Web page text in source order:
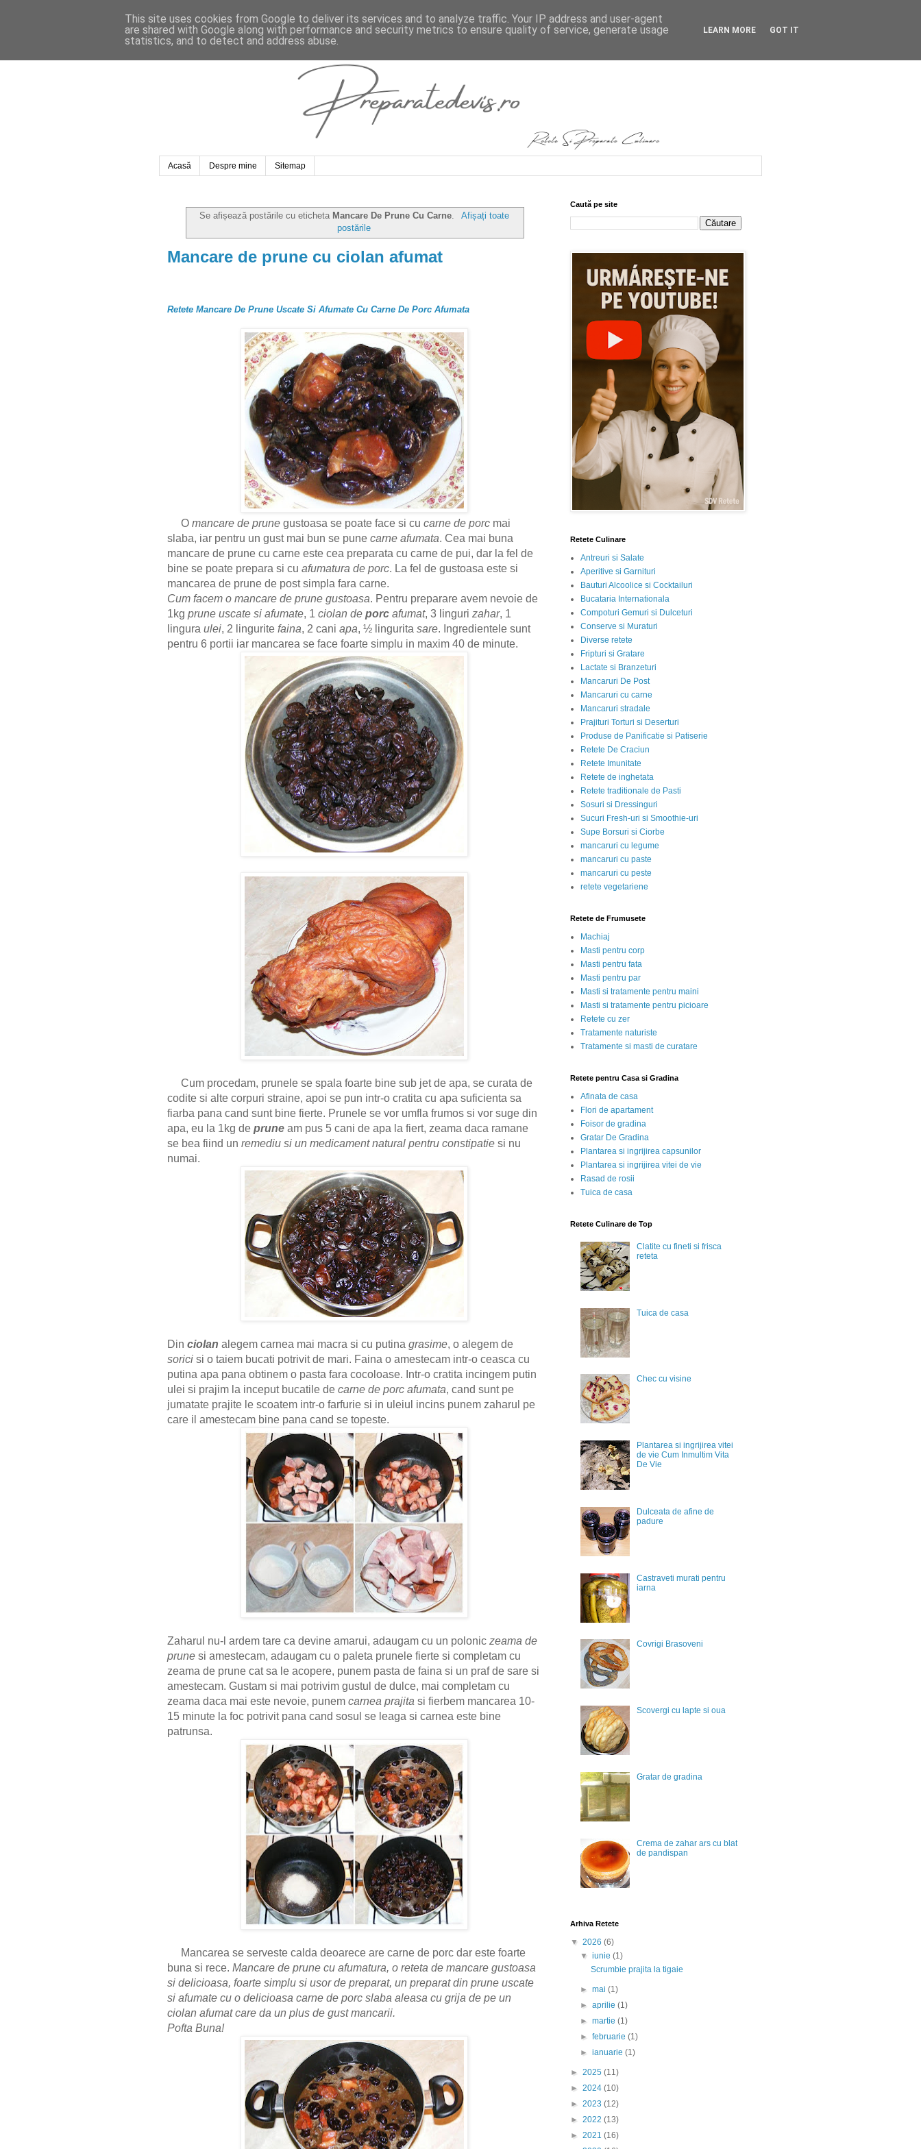
Acasă Despre mine Sitemap
Se afișează postările cu eticheta Mancare De Prune Cu Carne.
Afișați toate
postările
Mancare de prune cu ciolan afumat
Retete Mancare De Prune Uscate Si Afumate Cu Carne De Porc Afumata
O mancare de prune gustoasa se poate face si cu carne de porc mai
slaba, iar pentru un gust mai bun se pune carne afumata. Cea mai buna
mancare de prune cu carne este cea preparata cu carne de pui, dar la fel de
bine se poate prepara si cu afumatura de porc. La fel de gustoasa este si
mancarea de prune de post simpla fara carne.
Cum facem o mancare de prune gustoasa. Pentru preparare avem nevoie de
1kg prune uscate si afumate, 1 ciolan de porc afumat, 3 linguri zahar, 1
lingura ulei, 2 lingurite faina, 2 cani apa, ½ lingurita sare. Ingredientele sunt
pentru 6 portii iar mancarea se face foarte simplu in maxim 40 de minute.
Cum procedam, prunele se spala foarte bine sub jet de apa, se curata de
codite si alte corpuri straine, apoi se pun intr-o cratita cu apa suficienta sa
fiarba pana cand sunt bine fierte. Prunele se vor umfla frumos si vor suge din
apa, eu la 1kg de prune am pus 5 cani de apa la fiert, zeama daca ramane
se bea fiind un remediu si un medicament natural pentru constipatie si nu
numai.
Din ciolan alegem carnea mai macra si cu putina grasime, o alegem de
sorici si o taiem bucati potrivit de mari. Faina o amestecam intr-o ceasca cu
putina apa pana obtinem o pasta fara cocoloase. Intr-o cratita incingem putin
ulei si prajim la inceput bucatile de carne de porc afumata, cand sunt pe
jumatate prajite le scoatem intr-o farfurie si in uleiul incins punem zaharul pe
care il amestecam bine pana cand se topeste.
Zaharul nu-l ardem tare ca devine amarui, adaugam cu un polonic zeama de
prune si amestecam, adaugam cu o paleta prunele fierte si completam cu
zeama de prune cat sa le acopere, punem pasta de faina si un praf de sare si
amestecam. Gustam si mai potrivim gustul de dulce, mai completam cu
zeama daca mai este nevoie, punem carnea prajita si fierbem mancarea 10-
15 minute la foc potrivit pana cand sosul se leaga si carnea este bine
patrunsa.
Mancarea se serveste calda deoarece are carne de porc dar este foarte
buna si rece. Mancare de prune cu afumatura, o reteta de mancare gustoasa
si delicioasa, foarte simplu si usor de preparat, un preparat din prune uscate
si afumate cu o delicioasa carne de porc slaba aleasa cu grija de pe un
ciolan afumat care da un plus de gustmancarii.
Pofta Buna!
Caută pe site
Retete Culinare
Antreuri si Salate
Aperitive si Garnituri
Bauturi Alcoolice si Cocktailuri
Bucataria Internationala
Compoturi Gemuri si Dulceturi
Conserve si Muraturi
Diverse retete
Fripturi si Gratare
Lactate si Branzeturi
Mancaruri De Post
Mancaruri cu carne
Mancaruri stradale
Prajituri Torturi si Deserturi
Produse de Panificatie si Patiserie
Retete De Craciun
Retete Imunitate
Retete de inghetata
Retete traditionale de Pasti
Sosuri si Dressinguri
Sucuri Fresh-uri si Smoothie-uri
Supe Borsuri si Ciorbe
mancaruri cu legume
mancaruri cu paste
mancaruri cu peste
retete vegetariene
Retete de Frumusete
Machiaj
Masti pentru corp
Masti pentru fata
Masti pentru par
Masti si tratamente pentru maini
Masti si tratamente pentru picioare
Retete cu zer
Tratamente naturiste
Tratamente si masti de curatare
Retete pentru Casa si Gradina
Afinata de casa
Flori de apartament
Foisor de gradina
Gratar De Gradina
Plantarea si ingrijirea capsunilor
Plantarea si ingrijirea vitei de vie
Rasad de rosii
Tuica de casa
Retete Culinare de Top
Clatite cu fineti si frisca
reteta
Tuica de casa
Chec cu visine
Plantarea si ingrijirea vitei
de vie Cum Inmultim Vita
De Vie
Dulceata de afine de
padure
Castraveti murati pentru
iarna
Covrigi Brasoveni
Scovergi cu lapte si oua
Gratar de gradina
Crema de zahar ars cu blat
de pandispan
Arhiva Retete
▼ 2026 (6)
▼iunie(1)
Scrumbie prajita la tigaie
►mai(1)
►aprilie(1)
►martie(1)
►februarie(1)
►ianuarie(1)
► 2025 (11)
► 2024 (10)
► 2023 (12)
► 2022 (13)
► 2021 (16)
This site uses cookies from Google to deliver its services and to analyze traffic. Your IP address and user-agent
are shared with Google along with performance and security metrics to ensure quality of service, generate usage
statistics, and to detect and address abuse.
LEARN MORE GOT IT